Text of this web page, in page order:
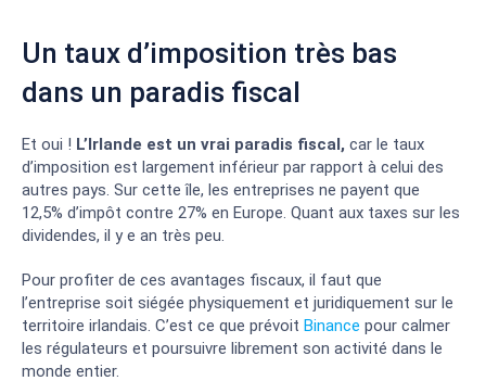
Un taux d’imposition très bas
dans un paradis fiscal
Et oui ! L’Irlande est un vrai paradis fiscal, car le taux
d’imposition est largement inférieur par rapport à celui des
autres pays. Sur cette île, les entreprises ne payent que
12,5% d’impôt contre 27% en Europe. Quant aux taxes sur les
dividendes, il y e an très peu.
Pour profiter de ces avantages fiscaux, il faut que
l’entreprise soit siégée physiquement et juridiquement sur le
territoire irlandais. C’est ce que prévoit Binance pour calmer
les régulateurs et poursuivre librement son activité dans le
monde entier.